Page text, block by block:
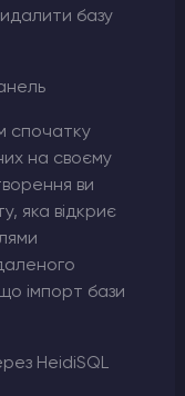
базу
спочатку
на своєму
ви
яка відкриє
імпорт бази
HeidiSQL